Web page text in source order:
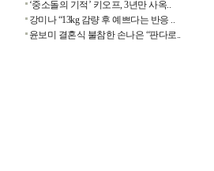
‘중소돌의 기적’ 키오프, 3년만 사옥..
강미나 “13kg 감량 후 예쁘다는 반응 ..
윤보미 결혼식 불참한 손나은 “판다로..